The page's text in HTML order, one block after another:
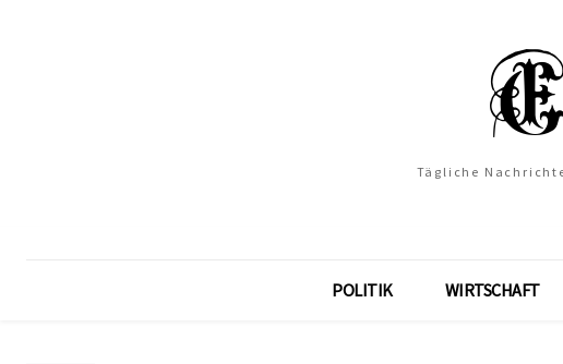
Tägliche
POLITIK WIRTSCHAFT